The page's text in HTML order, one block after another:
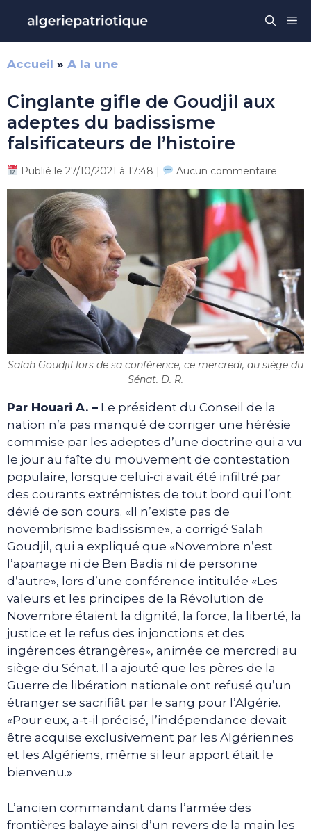
contenu
Accueil » A la une
Cinglante gifle de Goudjil aux
adeptes du badissisme
falsificateurs de l’histoire
Publié le 27/10/2021 à 17:48 | Aucun commentaire
Salah Goudjil lors de sa conférence, ce mercredi, au siège du
Sénat. D. R.
Par Houari A. – Le président du Conseil de la
nation n’a pas manqué de corriger une hérésie
commise par les adeptes d’une doctrine qui a vu
le jour au faîte du mouvement de contestation
populaire, lorsque celui-ci avait été infiltré par
des courants extrémistes de tout bord qui l’ont
dévié de son cours. «Il n’existe pas de
novembrisme badissisme», a corrigé Salah
Goudjil, qui a expliqué que «Novembre n’est
l’apanage ni de Ben Badis ni de personne
d’autre», lors d’une conférence intitulée «Les
valeurs et les principes de la Révolution de
Novembre étaient la dignité, la force, la liberté, la
justice et le refus des injonctions et des
ingérences étrangères», animée ce mercredi au
siège du Sénat. Il a ajouté que les pères de la
Guerre de libération nationale ont refusé qu’un
étranger se sacrifiât par le sang pour l’Algérie.
«Pour eux, a-t-il précisé, l’indépendance devait
être acquise exclusivement par les Algériennes
et les Algériens, même si leur apport était le
bienvenu.»
L’ancien commandant dans l’armée des
frontières balaye ainsi d’un revers de la main les